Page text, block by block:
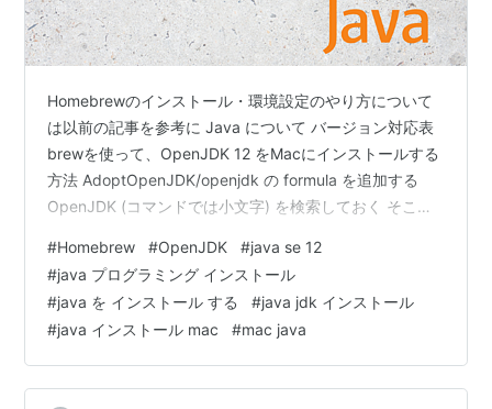
Homebrewのインストール・環境設定のやり方について
は以前の記事を参考に Java について バージョン対応表
brewを使って、OpenJDK 12 をMacにインストールする
方法 AdoptOpenJDK/openjdk の formula を追加する
OpenJDK (コマンドでは小文字) を検索しておく そこ
ずは入れる OpenJDK 12 のインストール実行 Java と
Javac のバージョンを確認しておく まとめ 参考文献
Homebrewのインストール・環境設定のやり方について
は以前の記事を参考に skume.…
#Homebrew #OpenJDK #java se 12
#java プログラミング インストール
#java を インストール する #java jdk インストール
#java インストール mac #mac java